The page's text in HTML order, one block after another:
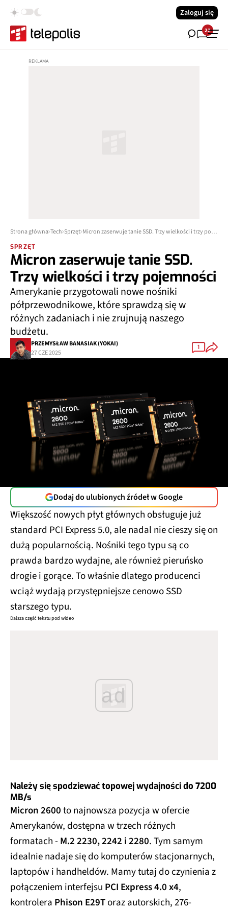
Zaloguj się
22
Strona główna Tech Sprzęt Micron zaserwuje tanie SSD. Trzy wielkości i trzy pojemności
SPRZĘT
Micron zaserwuje tanie SSD.
Trzy wielkości i trzy pojemności
Amerykanie przygotowali nowe nośniki
półprzewodnikowe, które sprawdzą się w
różnych zadaniach i nie zrujnują naszego
budżetu.
PRZEMYSŁAW BANASIAK (YOKAI)
27 CZE 2025
1
Dodaj do ulubionych źródeł w Google
Większość nowych płyt głównych obsługuje już
standard PCI Express 5.0, ale nadal nie cieszy się on
dużą popularnością. Nośniki tego typu są co
prawda bardzo wydajne, ale również pieruńsko
drogie i gorące. To właśnie dlatego producenci
wciąż wydają przystępniejsze cenowo SSD
starszego typu.
Dalsza część tekstu pod wideo
ad
Należy się spodziewać topowej wydajności do 7200
MB/s
Micron 2600to najnowsza pozycja w ofercie
Amerykanów, dostępna w trzech różnych
formatach -M.2 2230, 2242 i 2280. Tym samym
idealnie nadaje się do komputerów stacjonarnych,
laptopów i handheldów. Mamy tutaj do czynienia z
połączeniem interfejsu PCI Express 4.0 x4,
kontrolera Phison E29Toraz autorskich, 276-